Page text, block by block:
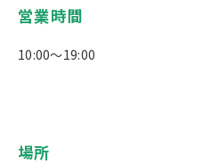
営業時間
10:00～19:00
場所